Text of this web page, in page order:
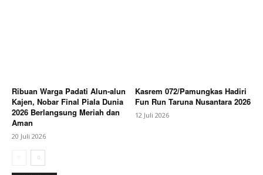
Ribuan Warga Padati Alun-alun
Kajen, Nobar Final Piala Dunia
2026 Berlangsung Meriah dan
Aman
20 Juli 2026
Kasrem 072/Pamungkas Hadiri
Fun Run Taruna Nusantara 2026
12 Juli 2026